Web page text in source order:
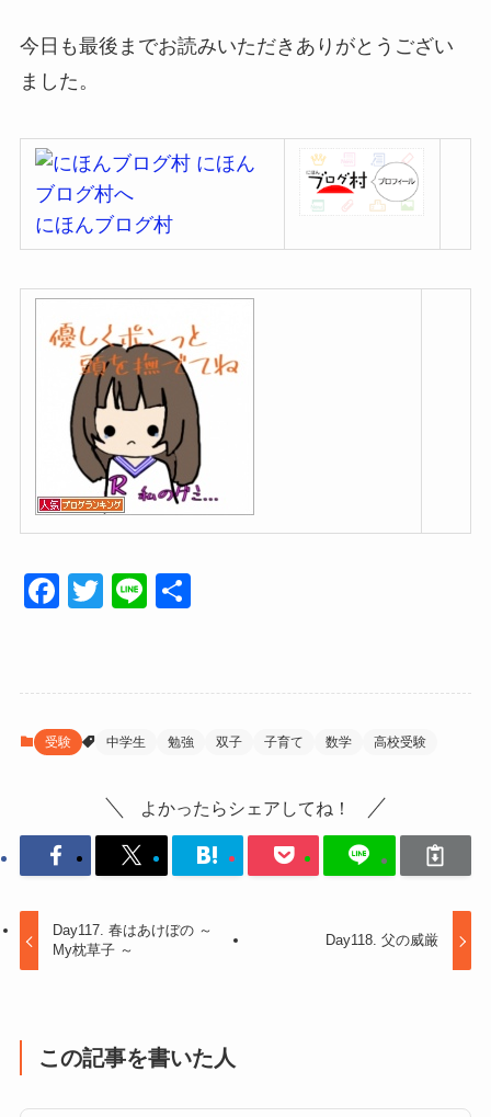
今日も最後までお読みいただきありがとうござい
ました。
にほんブログ村
F
e
b
o
k
T
er
Li
受験 中学生 勉強 双子 子育て 数学 高校受験
よかったらシェアしてね！
Day117. 春はあけぼの ～
My枕草子 ～
Day118. 父の威厳
この記事を書いた人